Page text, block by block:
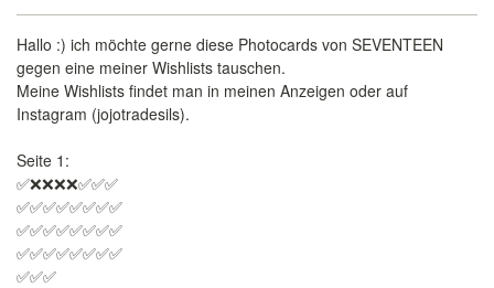
Hallo :) ich möchte gerne diese Photocards von SEVENTEEN
gegen eine meiner Wishlists tauschen.
Meine Wishlists findet man in meinen Anzeigen oder auf
Instagram (jojotradesils).
Seite 1:
✅❌❌❌❌✅✅✅
✅✅✅✅✅✅✅✅
✅✅✅✅✅✅✅✅
✅✅✅✅✅✅✅✅
✅✅✅